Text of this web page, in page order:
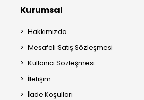
Kurumsal
Hakkımızda
Mesafeli Satış Sözleşmesi
Kullanıcı Sözleşmesi
İletişim
İade Koşulları